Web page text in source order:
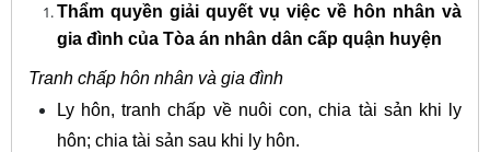
Thẩm quyền giải quyết vụ việc về hôn nhân và
gia đình của Tòa án nhân dân cấp quận huyện
Tranh chấp hôn nhân và gia đình
Ly hôn, tranh chấp về nuôi con, chia tài sản khi ly
hôn; chia tài sản sau khi ly hôn.